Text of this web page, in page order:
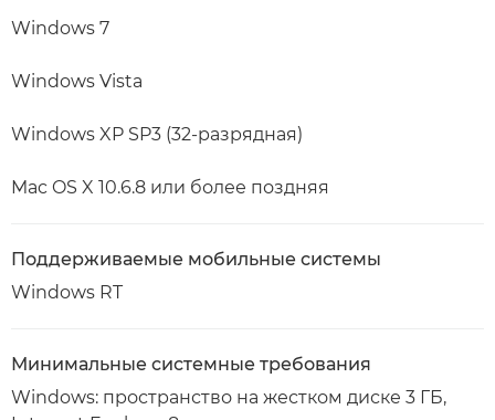
Windows 7
Windows Vista
Windows XP SP3 (32-разрядная)
Mac OS X 10.6.8 или более поздняя
Поддерживаемые мобильные системы
Windows RT
Минимальные системные требования
Windows: пространство на жестком диске 3 ГБ,